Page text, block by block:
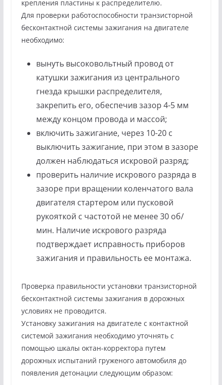
крепления пластины к распределителю.
Для проверки работоспособности транзисторной
бесконтактной системы зажигания на двигателе
необходимо:
вынуть высоковольтный провод от
катушки зажигания из центрального
гнезда крышки распределителя,
закрепить его, обеспечив зазор 4-5 мм
между концом провода и массой;
включить зажигание, через 10-20 с
выключить зажигание, при этом в зазоре
должен наблюдаться искровой разряд;
проверить наличие искрового разряда в
зазоре при вращении коленчатого вала
двигателя стартером или пусковой
рукояткой с частотой не менее 30 об/
мин. Наличие искрового разряда
подтверждает исправность приборов
зажигания и правильность ее монтажа.
Проверка правильности установки транзисторной
бесконтактной системы зажигания в дорожных
условиях не проводится.
Установку зажигания на двигателе с контактной
системой зажигания необходимо уточнять с
помощью шкалы октан-корректора путем
дорожных испытаний груженого автомобиля до
появления детонации следующим образом: